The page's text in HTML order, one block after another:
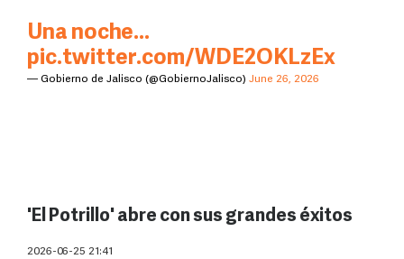
Una noche…
pic.twitter.com/WDE2OKLzEx
— Gobierno de Jalisco (@GobiernoJalisco) June 26, 2026
'El Potrillo' abre con sus grandes éxitos
2026-06-25 21:41